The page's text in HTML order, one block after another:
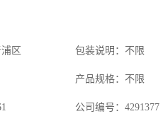
浦区 包装说明： 不限
产品规格： 不限
公司编号： 4291377